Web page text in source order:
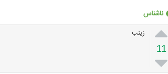
ناشناس

11

زینب